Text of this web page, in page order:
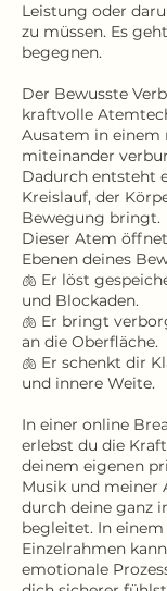
Leistung oder
zu müssen. Es
begegnen.
Der Bewusste
kraftvolle
Ausatem in einem
miteinander
Dadurch entsteht
Kreislauf, der
Bewegung bringt.
Dieser Atem
Ebenen deines
🫁 Er löst
und Blockaden.
🫁 Er bringt
an die Oberfläche.
🫁 Er schenkt dir
und innere Weite.​
In einer online
erlebst du die
deinem eigenen
Musik und meiner
durch deine ganz
begleitet. In
Einzelrahmen
emotionale